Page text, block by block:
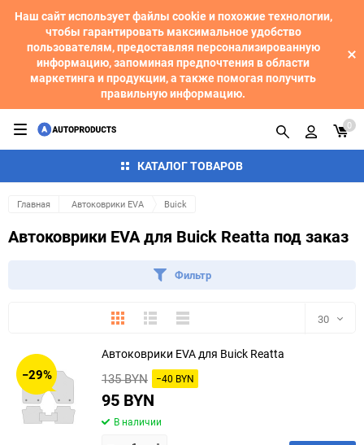
Наш сайт использует файлы cookie и похожие технологии,
чтобы гарантировать максимальное удобство
пользователям, предоставляя персонализированную
информацию, запоминая предпочтения в области
маркетинга и продукции, а также помогая получить
правильную информацию.
КАТАЛОГ ТОВАРОВ
0
Главная Автоковрики EVA Buick
Автоковрики EVA для Buick Reatta под заказ
Фильтр
ПлиткаПодробноКомпактно 30
−29%
Автоковрики EVA для Buick Reatta
135 BYN −40 BYN
95 BYN
В наличии